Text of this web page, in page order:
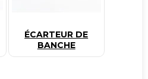
ÉCARTEUR DE
BANCHE